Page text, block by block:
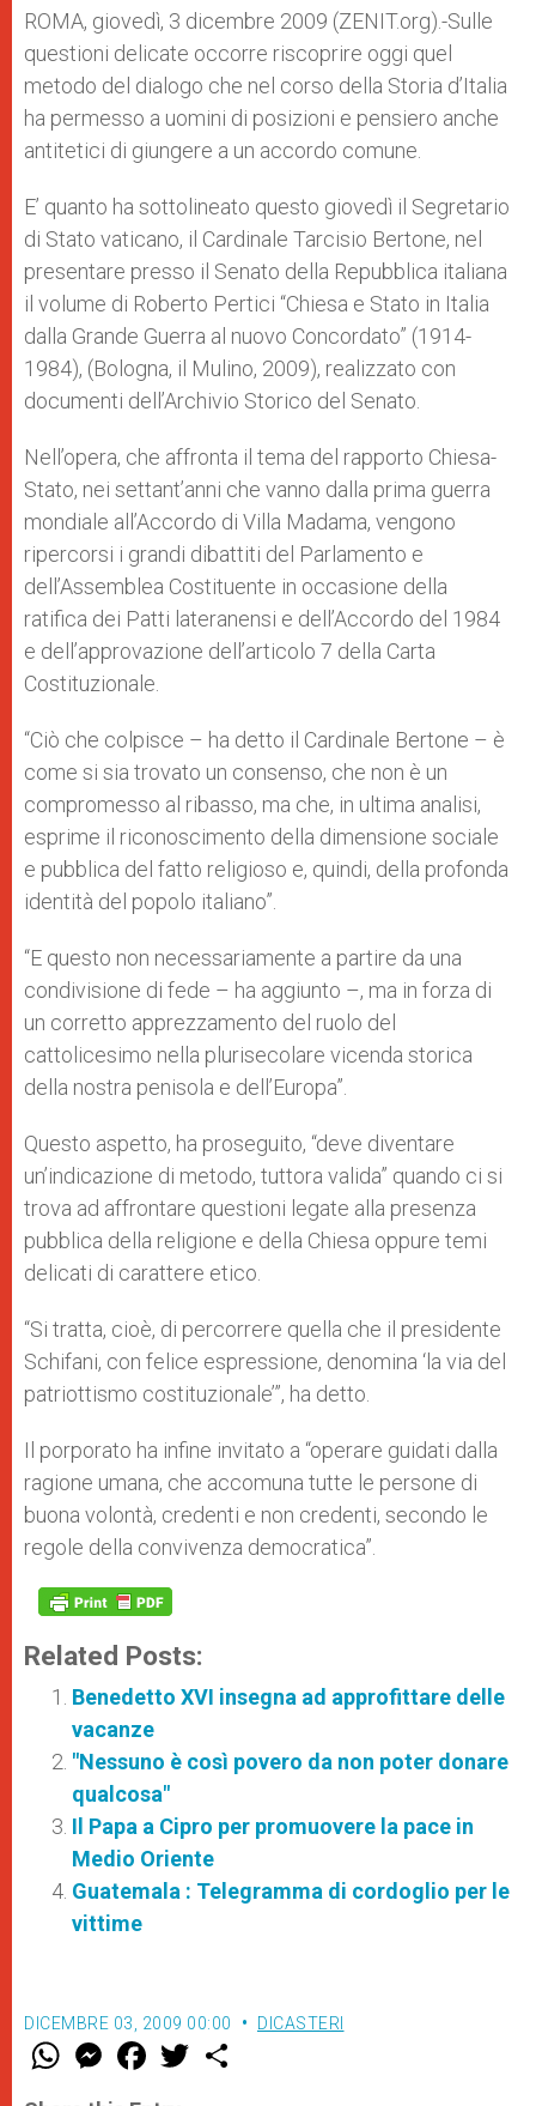
p
p
g
e
o
k
r
ROMA, giovedì, 3 dicembre 2009 (ZENIT.org).-Sulle
questioni delicate occorre riscoprire oggi quel
metodo del dialogo che nel corso della Storia d’Italia
ha permesso a uomini di posizioni e pensiero anche
antitetici di giungere a un accordo comune.
E’ quanto ha sottolineato questo giovedì il Segretario
di Stato vaticano, il Cardinale Tarcisio Bertone, nel
presentare presso il Senato della Repubblica italiana
il volume di Roberto Pertici “Chiesa e Stato in Italia
dalla Grande Guerra al nuovo Concordato” (1914-
1984), (Bologna, il Mulino, 2009), realizzato con
documenti dell’Archivio Storico del Senato.
Nell’opera, che affronta il tema del rapporto Chiesa-
Stato, nei settant’anni che vanno dalla prima guerra
mondiale all’Accordo di Villa Madama, vengono
ripercorsi i grandi dibattiti del Parlamento e
dell’Assemblea Costituente in occasione della
ratifica dei Patti lateranensi e dell’Accordo del 1984
e dell’approvazione dell’articolo 7 della Carta
Costituzionale.
“Ciò che colpisce – ha detto il Cardinale Bertone – è
come si sia trovato un consenso, che non è un
compromesso al ribasso, ma che, in ultima analisi,
esprime il riconoscimento della dimensione sociale
e pubblica del fatto religioso e, quindi, della profonda
identità del popolo italiano”.
“E questo non necessariamente a partire da una
condivisione di fede – ha aggiunto –, ma in forza di
un corretto apprezzamento del ruolo del
cattolicesimo nella plurisecolare vicenda storica
della nostra penisola e dell’Europa”.
Questo aspetto, ha proseguito, “deve diventare
un’indicazione di metodo, tuttora valida” quando ci si
trova ad affrontare questioni legate alla presenza
pubblica della religione e della Chiesa oppure temi
delicati di carattere etico.
“Si tratta, cioè, di percorrere quella che il presidente
Schifani, con felice espressione, denomina ‘la via del
patriottismo costituzionale’”, ha detto.
Il porporato ha infine invitato a “operare guidati dalla
ragione umana, che accomuna tutte le persone di
buona volontà, credenti e non credenti, secondo le
regole della convivenza democratica”.
Related Posts:
Benedetto XVI insegna ad approfittare delle
vacanze
"Nessuno è così povero da non poter donare
qualcosa"
Il Papa a Cipro per promuovere la pace in
Medio Oriente
Guatemala : Telegramma di cordoglio per le
vittime
DICEMBRE 03, 2009 00:00 DICASTERI
W M
e
F
a w